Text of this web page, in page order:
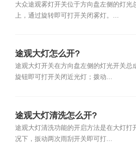
大众途观雾灯开关位于方向盘左侧的灯光
上，通过旋转即可打开关闭雾灯。...
途观大灯怎么开?
途观大灯开关在方向盘左侧的灯光开关总
旋钮即可打开关闭近光灯；拨动...
途观大灯清洗怎么开?
途观大灯清洗功能的开启方法是在大灯打
况下，扳动两次雨刮开关即可打...